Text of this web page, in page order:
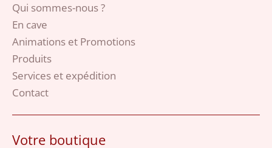
Qui sommes-nous ?
En cave
Animations et Promotions
Produits
Services et expédition
Contact
Votre boutique